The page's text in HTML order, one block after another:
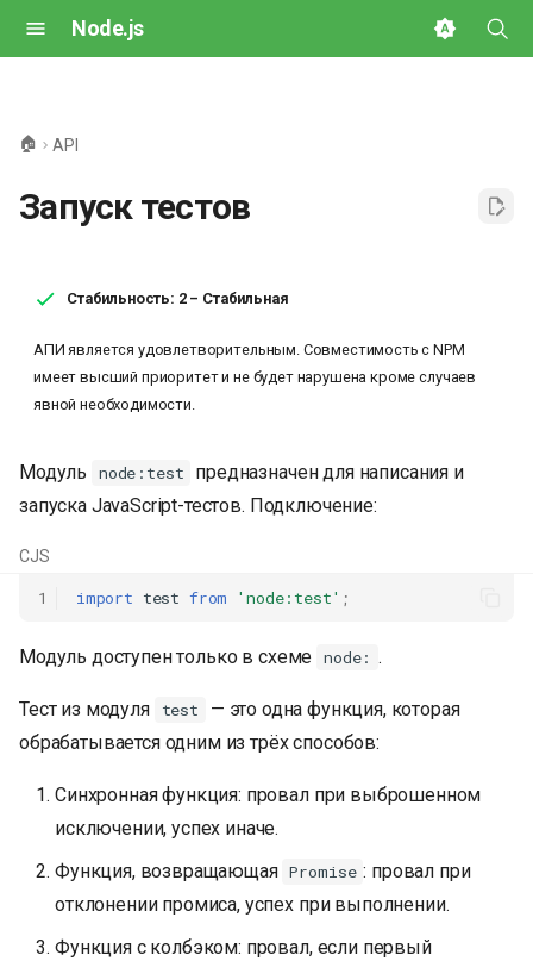
Node.js
ц
а
ц
и
и
🏠 API
Запуск тестов
Стабильность: 2 – Стабильная
АПИ является удовлетворительным. Совместимость с NPM
имеет высший приоритет и не будет нарушена кроме случаев
явной необходимости.
Модуль node:test
предназначен для написания и
запуска JavaScript-тестов. Подключение:
CJS
1 import test from 'node:test' ;
Модуль доступен только в схеме node: .
Тест из модуля test
— это одна функция, которая
обрабатывается одним из трёх способов:
Синхронная функция: провал при выброшенном
исключении, успех иначе.
Функция, возвращающая Promise : провал при
отклонении промиса, успех при выполнении.
Функция с колбэком: провал, если первый